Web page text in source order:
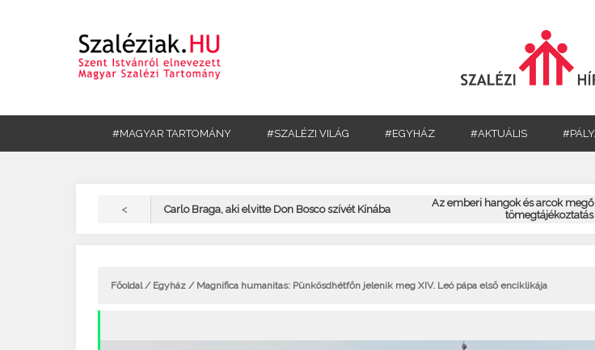
#MAGYAR TARTOMÁNY #SZALÉZI VILÁG #EGYHÁZ #AKTUÁLIS
< Carlo Braga, aki elvitte Don Bosco szívét Kínába
Az emberi hangok és arcok
Főoldal/ Egyház / Magnifica humanitas: Pünkösdhétfőn jelenik meg XIV. Leó pápa első enciklikája